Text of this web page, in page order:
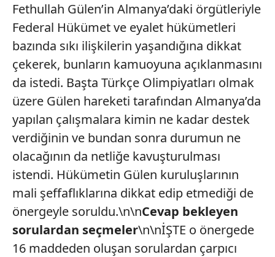
Fethullah Gülen’in Almanya’daki örgütleriyle
Federal Hükümet ve eyalet hükümetleri
bazında sıkı ilişkilerin yaşandığına dikkat
çekerek, bunların kamuoyuna açıklanmasını
da istedi. Başta Türkçe Olimpiyatları olmak
üzere Gülen hareketi tarafından Almanya’da
yapılan çalışmalara kimin ne kadar destek
verdiğinin ve bundan sonra durumun ne
olacağının da netliğe kavuşturulması
istendi. Hükümetin Gülen kuruluşlarının
mali şeffaflıklarına dikkat edip etmediği de
önergeyle soruldu.\n\nCevap bekleyen
sorulardan seçmeler\n\nİŞTE o önergede
16 maddeden oluşan sorulardan çarpıcı